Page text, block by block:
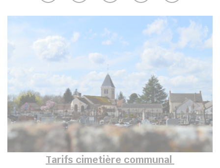
Tarifs cimetière communal